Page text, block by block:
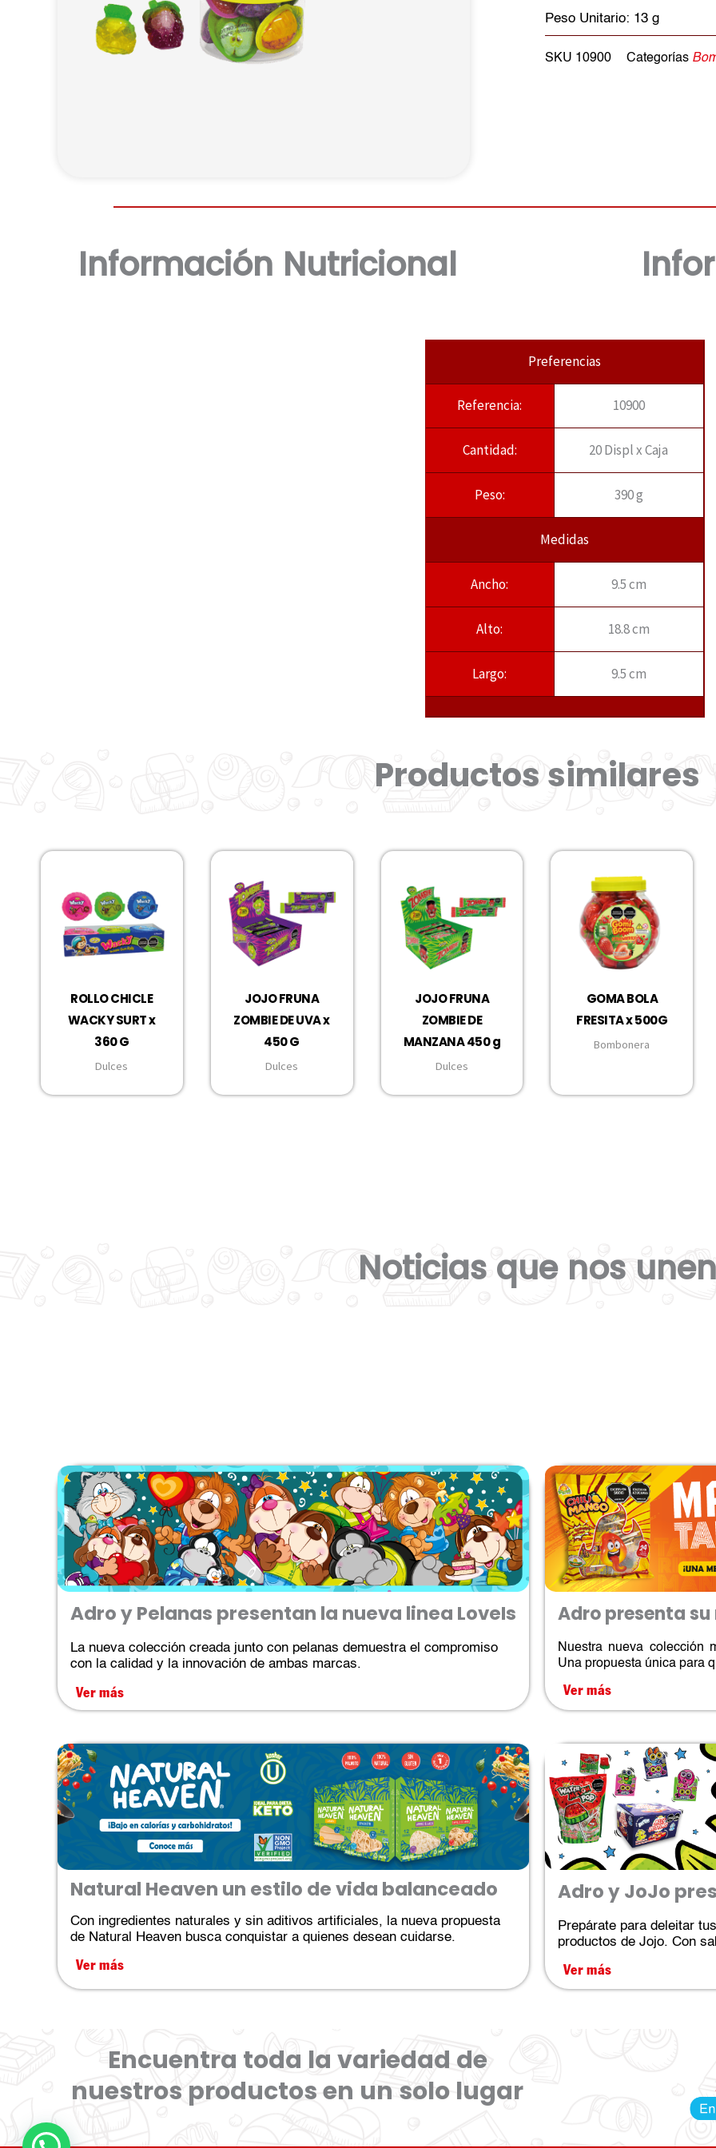
Peso Unitario: 13 g
SKU 10900 Categorías
Información Nutricional
Preferencias
Referencia: 10900
Cantidad: 20 Displ x Caja
Peso: 390 g
Medidas
Ancho: 9.5 cm
Alto: 18.8 cm
Largo: 9.5 cm
Productos similares
ROLLO CHICLE
WACKY SURT x
360 G
Dulces
JOJO FRUNA
ZOMBIE DE UVA x
450 G
Dulces
JOJO FRUNA
ZOMBIE DE
MANZANA 450 g
Dulces
GOMA BOLA
FRESITA x 500G
Bombonera
Noticias que nos unen
Adro y Pelanas presentan la nueva linea LoveIs
La nueva colección creada junto con pelanas demuestra el compromiso
con la calidad y la innovación de ambas marcas.​
Ver más
Adro presenta
Nuestra nueva colección
Una propuesta única para
Ver más
Natural Heaven un estilo de vida balanceado
Con ingredientes naturales y sin aditivos artificiales, la nueva propuesta
de Natural Heaven busca conquistar a quienes desean cuidarse.
Ver más
Adro y JoJo
Prepárate para deleitar
productos de Jojo. Con
Ver más
Encuentra toda la variedad de
nuestros productos en un solo lugar